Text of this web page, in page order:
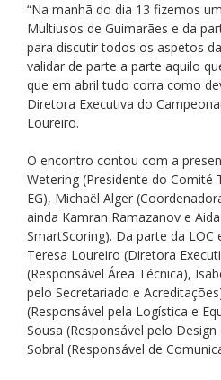
“Na manhã do dia 13 fizemos
Multiusos de Guimarães e da
para discutir todos os aspetos
validar de parte a parte aquilo
que em abril tudo corra como
Diretora Executiva do
Loureiro.
O encontro contou com a
Wetering (Presidente do Comité
EG), Michaël Alger
ainda Kamran Ramazanov e
SmartScoring). Da parte da LOC
Teresa Loureiro (Diretora
(Responsável Área Técnica),
pelo Secretariado e
(Responsável pela Logística e
Sousa (Responsável pelo
Sobral (Responsável de